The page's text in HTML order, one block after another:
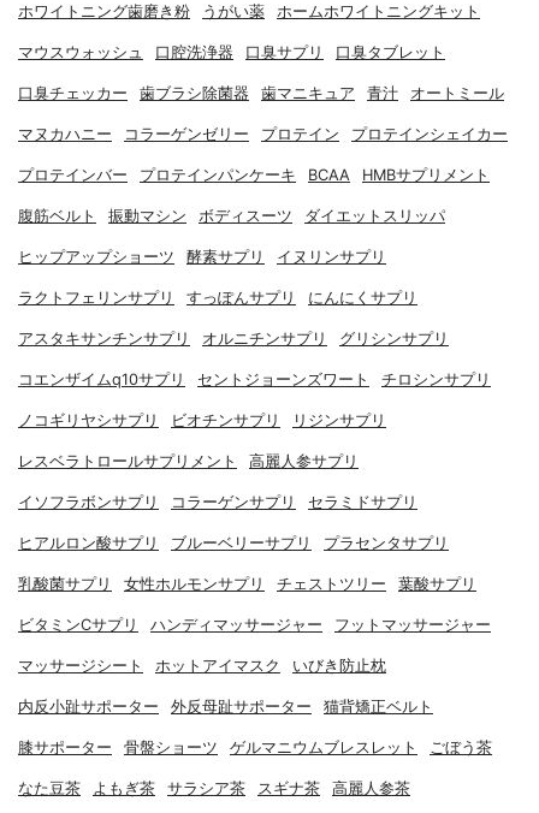
ホワイトニング歯磨き粉 うがい薬 ホームホワイトニングキット
マウスウォッシュ 口腔洗浄器 口臭サプリ 口臭タブレット
口臭チェッカー 歯ブラシ除菌器 歯マニキュア 青汁 オートミール
マヌカハニー コラーゲンゼリー プロテイン プロテインシェイカー
プロテインバー プロテインパンケーキ BCAA HMBサプリメント
腹筋ベルト 振動マシン ボディスーツ ダイエットスリッパ
ヒップアップショーツ 酵素サプリ イヌリンサプリ
ラクトフェリンサプリ すっぽんサプリ にんにくサプリ
アスタキサンチンサプリ オルニチンサプリ グリシンサプリ
コエンザイムq10サプリ セントジョーンズワート チロシンサプリ
ノコギリヤシサプリ ビオチンサプリ リジンサプリ
レスベラトロールサプリメント 高麗人参サプリ
イソフラボンサプリ コラーゲンサプリ セラミドサプリ
ヒアルロン酸サプリ ブルーベリーサプリ プラセンタサプリ
乳酸菌サプリ 女性ホルモンサプリ チェストツリー 葉酸サプリ
ビタミンCサプリ ハンディマッサージャー フットマッサージャー
マッサージシート ホットアイマスク いびき防止枕
内反小趾サポーター 外反母趾サポーター 猫背矯正ベルト
膝サポーター 骨盤ショーツ ゲルマニウムブレスレット ごぼう茶
なた豆茶 よもぎ茶 サラシア茶 スギナ茶 高麗人参茶